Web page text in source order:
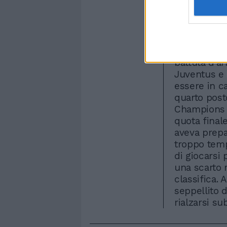
risultato
perdite di
mostrato
Cellino e
battuta
Juventus e
essere in
quarto
quota
aveva
troppo
di giocarsi
una scarto
classifica.
seppellito
rialzarsi